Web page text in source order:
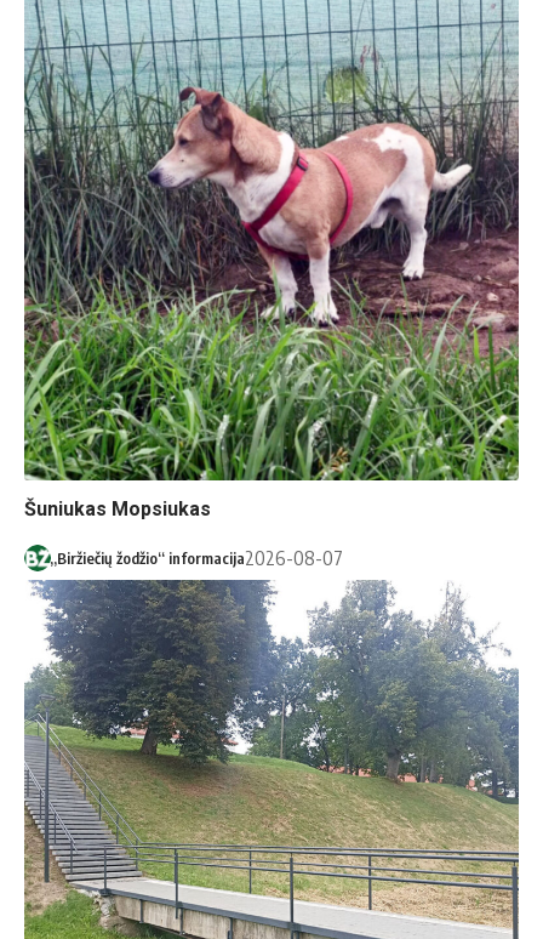
Šuniukas Mopsiukas
„Biržiečių žodžio“ informacija2026-08-07
V. Lesčinskienės nuotr.